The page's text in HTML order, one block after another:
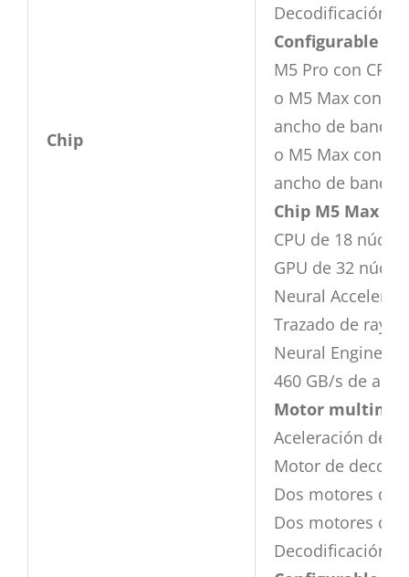
Chip
Decodificación
Configurable
M5 Pro con CPU
o M5 Max con
ancho de banda
o M5 Max con
ancho de banda
Chip M5 Max de
CPU de 18
GPU de 32
Neural
Trazado de
Neural Engine
460 GB/s de
Motor
Aceleración de
Motor de
Dos motores de
Dos motores de
Decodificación